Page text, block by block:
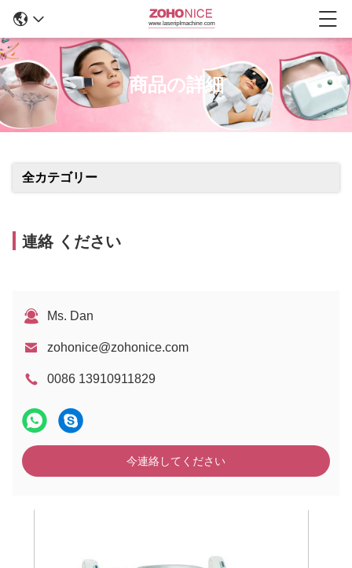
商品の詳細
全カテゴリー
連絡 ください
Ms. Dan
zohonice@zohonice.com
0086 13910911829
今連絡してください